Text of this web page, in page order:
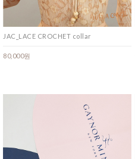
JAC_LACE CROCHET collar
80,000원